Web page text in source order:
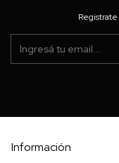
Información